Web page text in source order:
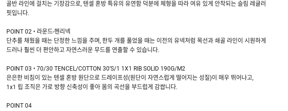
골반 라인에 걸치는 기장감으로, 텐셀 혼방 특유의 유연함 덕분에 체형을 따라 여유 있게 안착되는 슬림 레귤러
핏입니다.
POINT 02 • 라운드-헨리넥
단추를 채웠을 때는 단정한 느낌을 주며, 한두 개를 풀었을 때는 이전의 유넥처럼 목선과 쇄골 라인이 시원하게
드러나 훨씬 더 편안하고 자연스러운 무드를 연출할 수 있습니다.
POINT 03 • 70/30 TENCEL/COTTON 30’S/1 1X1 RIB SOLID 190G/M2
은은한 비침이 있는 텐셀 혼방 원단으로 드레이프성(원단이 자연스럽게 떨어지는 성질)이 매우 뛰어나고,
1x1 립 조직은 가로 방향 신축성이 좋아 몸의 곡선을 부드럽게 감쌉니다.
POINT 04